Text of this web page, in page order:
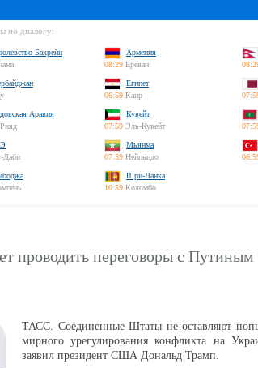
по диалогу:
Бахрейн
Армения
08:29 Ереван
Египет
06:59 Каир
Аравия
Кувейт
07:59 Эль-Кувейт
Даби
Мьянма
07:59 Нейпьидо
Шри-Ланка
10:59 Коломбо
проводить переговоры с Путиным
ТАСС. Соединенные Штаты не оставляют
мирного урегулирования конфликта на
заявил президент США Дональд Трамп.